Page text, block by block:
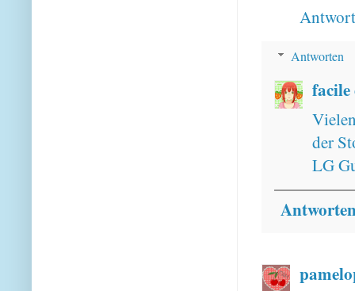
Antworten
facile
der
LG